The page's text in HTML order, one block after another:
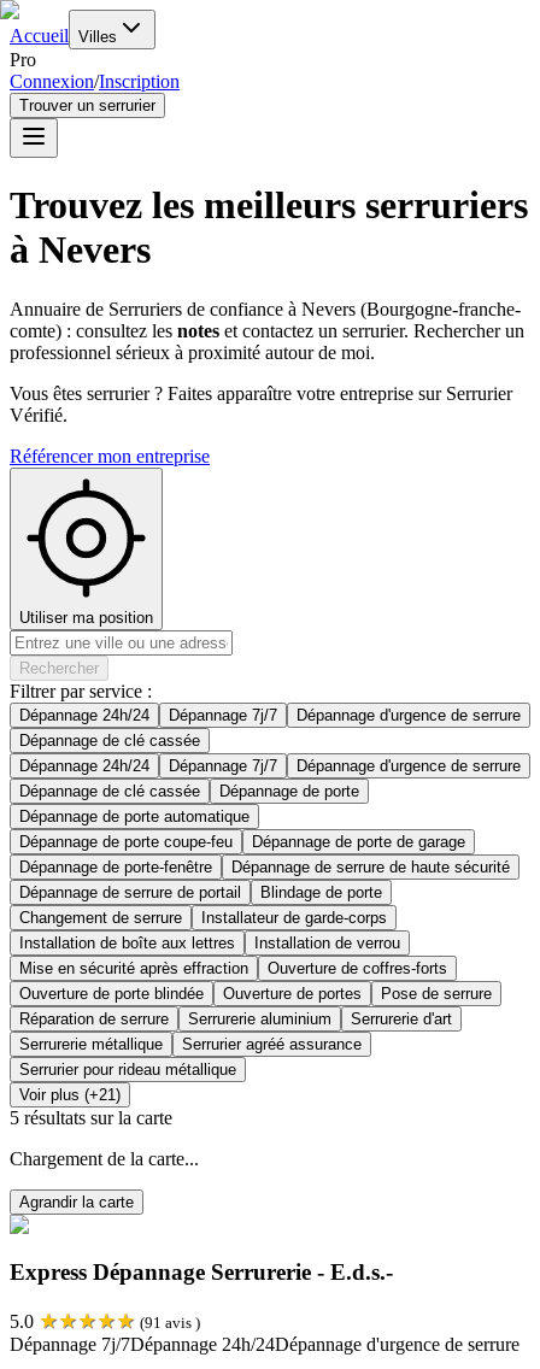
Accueil Villes
Pro
Connexion/Inscription
Trouver un serrurier
Trouvez les meilleurs serruriers
à Nevers
Annuaire de Serruriers de confiance à Nevers (Bourgogne-franche-
comte) : consultez les notes et contactez un serrurier. Rechercher un
professionnel sérieux à proximité autour de moi.
Vous êtes serrurier ? Faites apparaître votre entreprise sur Serrurier
Vérifié.
Référencer mon entreprise
Utiliser ma position
Rechercher
Filtrer par service :
Dépannage 24h/24 Dépannage 7j/7
Dépannage d'urgence de serrure
Dépannage de clé cassée
Dépannage 24h/24
Dépannage 7j/7
Dépannage d'urgence de serrure
Dépannage de clé cassée
Dépannage de porte
Dépannage de porte automatique
Dépannage de porte coupe-feu
Dépannage de porte de garage
Dépannage de porte-fenêtre
Dépannage de serrure de haute sécurité
Dépannage de serrure de portail
Blindage de porte
Changement de serrure
Installateur de garde-corps
Installation de boîte aux lettres
Installation de verrou
Mise en sécurité après effraction
Ouverture de coffres-forts
Ouverture de porte blindée
Ouverture de portes
Pose de serrure
Réparation de serrure
Serrurerie aluminium
Serrurerie d'art
Serrurerie métallique
Serrurier agréé assurance
Serrurier pour rideau métallique
Voir plus (+21)
5 résultats sur la carte
Chargement de la carte...
Agrandir la carte
Express Dépannage Serrurerie - E.d.s.-
5.0 ★★★★★ (91 avis )
Dépannage 7j/7Dépannage 24h/24Dépannage d'urgence de serrure